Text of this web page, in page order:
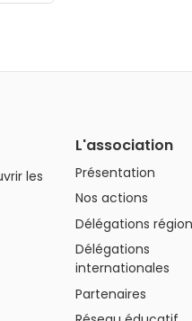
les
L'association
Présentation
Nos actions
Délégations
Délégations
internationales
Partenaires